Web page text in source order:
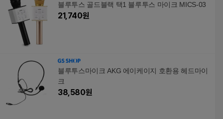
블루투스 골드블랙 택1 블루투스 마이크 MICS-03
21,740원
블루투스마이크 AKG 에이케이지 호환용 헤드마이
크
38,580원